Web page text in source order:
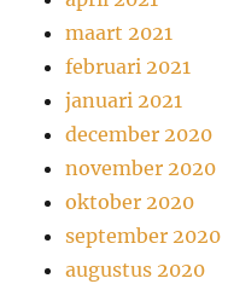
maart 2021
februari 2021
januari 2021
december 2020
november 2020
oktober 2020
september 2020
augustus 2020